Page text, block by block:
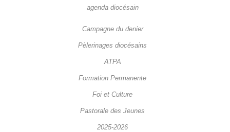
agenda diocésain
Campagne du denier
Pèlerinages diocésains
ATPA
Formation Permanente
Foi et Culture
Pastorale des Jeunes
2025-2026